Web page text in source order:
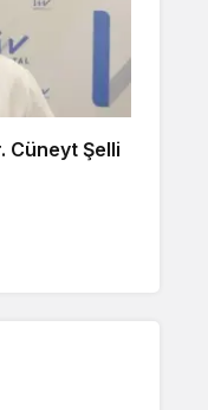
Cüneyt Şelli